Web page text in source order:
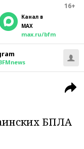
16+
Канал в
MAX
max.ru/bfm
БПЛА